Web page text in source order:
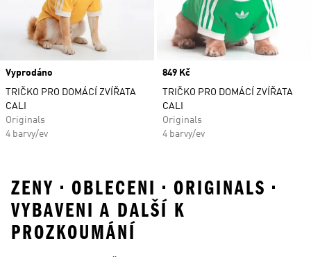
Vyprodáno
TRIČKO PRO DOMÁCÍ ZVÍŘATA
CALI
Originals
4 barvy/ev
Price
849 Kč
TRIČKO PRO DOMÁCÍ ZVÍŘATA
CALI
Originals
4 barvy/ev
ZENY • OBLECENI • ORIGINALS •
VYBAVENI A DALŠÍ K
PROZKOUMÁNÍ